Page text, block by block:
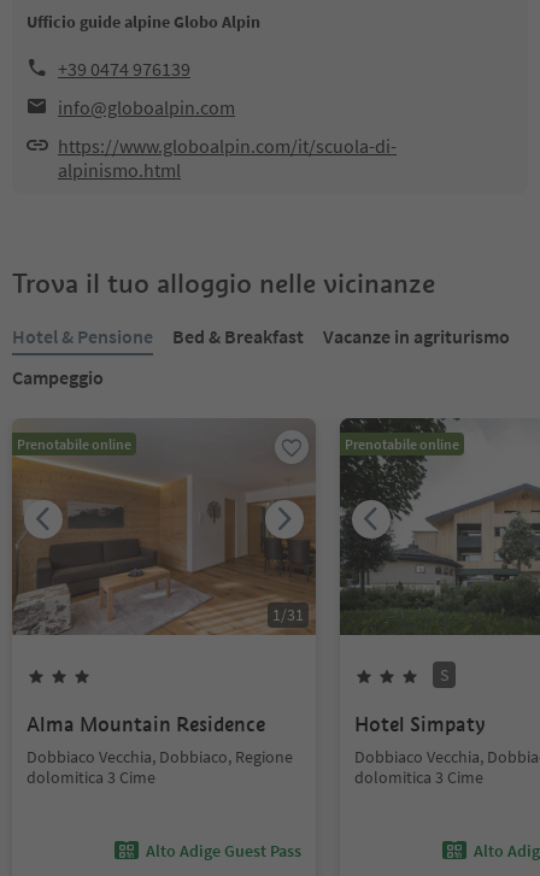
Ufficio guide alpine Globo Alpin
+39 0474 976139
info@globoalpin.com
https://www.globoalpin.com/it/scuola-di-
alpinismo.html
Trova il tuo alloggio nelle vicinanze
Hotel & Pensione Bed & Breakfast
Vacanze in agriturismo
Campeggio
Prenotabile online
1/31
Alma Mountain Residence
Dobbiaco Vecchia, Dobbiaco, Regione
dolomitica 3 Cime
Alto Adige Guest Pass
Prenotabile online
S
Hotel Simpaty
Dobbiaco Vecchia,
dolomitica 3 Cime
Alto